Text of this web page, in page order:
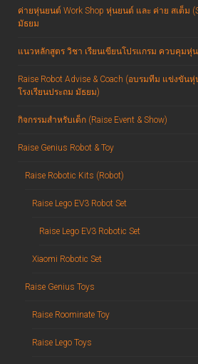
ค่ายหุ่นยนต์ Work Shop หุ่นยนต์ และ ค่าย สเต็ม
มัธยม
แนวหลักสูตร วิชา เรียนเขียนโปรแกรม ควบคุม
Raise Robot Advise & Coach (อบรมทีม แข่งขั
โรงเรียนประถม มัธยม)
กิจกรรมสำหรับเด็ก (Raise Event & Show)
Raise Genius Robot & Toy
Raise Robotic Kits (Robot)
Raise Lego EV3 Robot Set
Raise Lego EV3 Robotic Set
Xiaomi Robotic Set
Raise Genius Toys
Raise Roominate Toy
Raise Lego Toys